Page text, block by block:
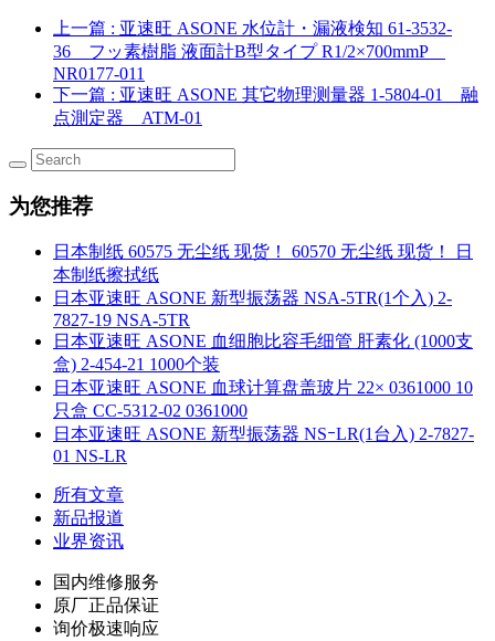
上一篇 : 亚速旺 ASONE 水位計・漏液検知 61-3532-
36 フッ素樹脂 液面計B型タイプ R1/2×700mmP
NR0177-011
下一篇 : 亚速旺 ASONE 其它物理测量器 1-5804-01 融
点測定器 ATM-01
为您推荐
日本制纸 60575 无尘纸 现货！ 60570 无尘纸 现货！ 日
本制纸擦拭纸
日本亚速旺 ASONE 新型振荡器 NSA-5TR(1个入) 2-
7827-19 NSA-5TR
日本亚速旺 ASONE 血细胞比容毛细管 肝素化 (1000支
盒) 2-454-21 1000个装
日本亚速旺 ASONE 血球计算盘盖玻片 22× 0361000 10
只盒 CC-5312-02 0361000
日本亚速旺 ASONE 新型振荡器 NSｰLR(1台入) 2-7827-
01 NS-LR
所有文章
新品报道
业界资讯
国内维修服务
原厂正品保证
询价极速响应